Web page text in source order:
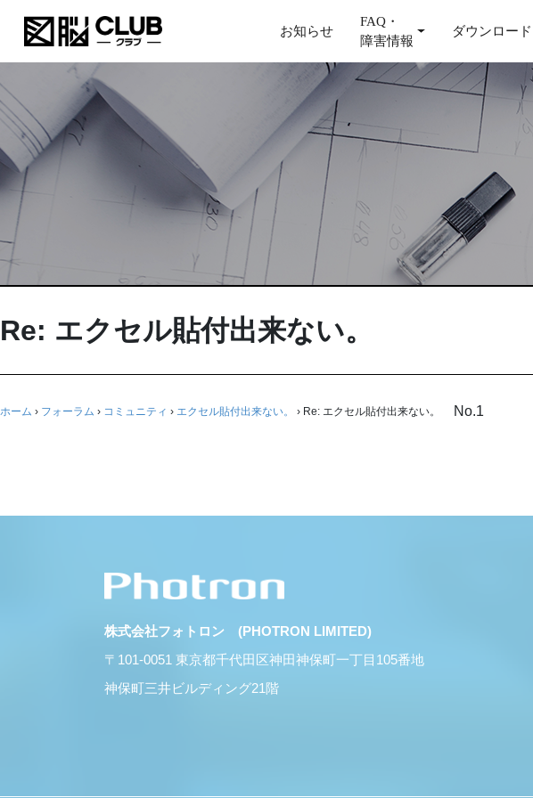
お知らせ
FAQ・
障害情報
ダウンロード
Re: エクセル貼付出来ない。
ホーム › フォーラム › コミュニティ › エクセル貼付出来ない。 › Re: エクセル貼付出来ない。 No.1
株式会社フォトロン (PHOTRON LIMITED)
〒101-0051 東京都千代田区神田神保町一丁目105番地
神保町三井ビルディング21階